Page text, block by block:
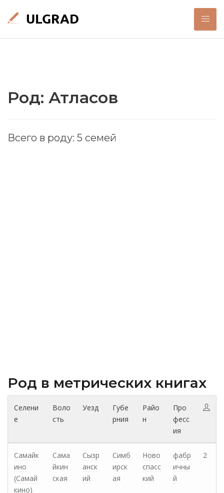
Род: Атласов
Всего в роду: 5 семей
Род в метрических книгах
Селени
е
Воло
сть
Уезд
Губе
рния
Райо
н
Про
фесс
ия
Самайк
ино
(Самай
кино)
Сама
йкин
ская
Сызр
анск
ий
Симб
ирск
ая
Ново
спасс
кий
фабр
ичны
й
2